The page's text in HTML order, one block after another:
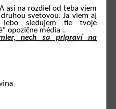
asi na rozdiel od teba viem
svetovou. Ja viem aj
sledujem tie tvoje
opozične média ..
nech sa pripraví na